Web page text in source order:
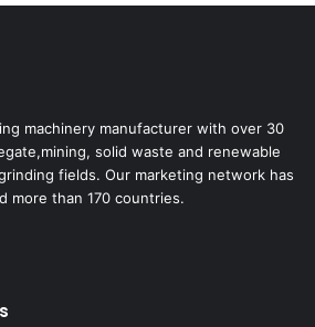
machinery manufacturer with over 30
solid waste and renewable
fields. Our marketing network has
more than 170 countries.